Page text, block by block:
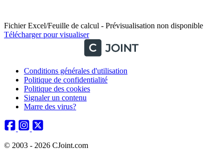
Fichier Excel/Feuille de calcul - Prévisualisation non disponible
Télécharger pour visualiser
Conditions générales d'utilisation
Politique de confidentialité
Politique des cookies
Signaler un contenu
Marre des virus?
© 2003 - 2026 CJoint.com